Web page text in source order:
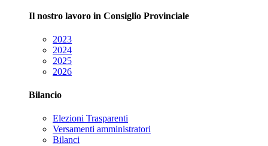
Il nostro lavoro in Consiglio Provinciale
2023
2024
2025
2026
Bilancio
Elezioni Trasparenti
Versamenti amministratori
Bilanci